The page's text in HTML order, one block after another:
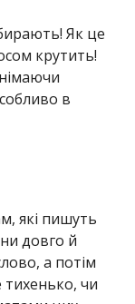
Як це
крутить!
в
які пишуть
довго й
а потім
тихенько, чи